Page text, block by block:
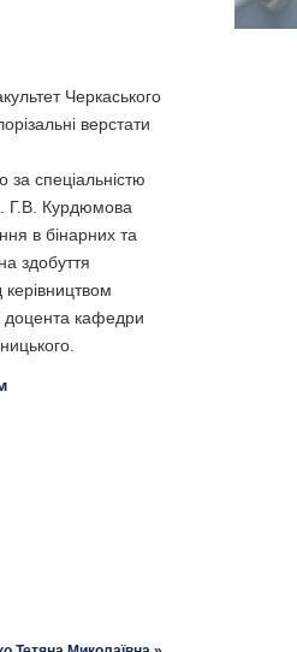
Черкаського
верстати
за спеціальністю
Г.В. Курдюмова
в бінарних та
здобуття
доцента кафедри